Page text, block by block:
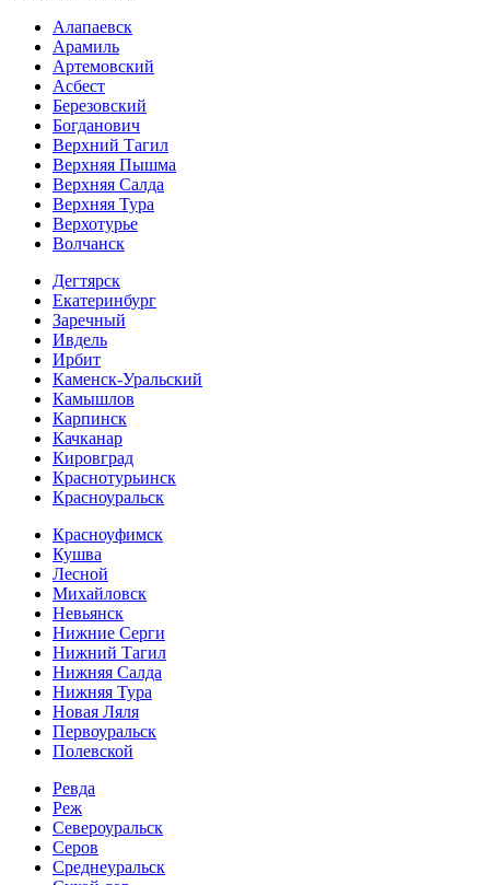
Алапаевск
Арамиль
Артемовский
Асбест
Березовский
Богданович
Верхний Тагил
Верхняя Пышма
Верхняя Салда
Верхняя Тура
Верхотурье
Волчанск
Дегтярск
Екатеринбург
Заречный
Ивдель
Ирбит
Каменск-Уральский
Камышлов
Карпинск
Качканар
Кировград
Краснотурьинск
Красноуральск
Красноуфимск
Кушва
Лесной
Михайловск
Невьянск
Нижние Серги
Нижний Тагил
Нижняя Салда
Нижняя Тура
Новая Ляля
Первоуральск
Полевской
Ревда
Реж
Североуральск
Серов
Среднеуральск